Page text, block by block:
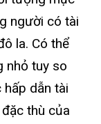
người có tài
la. Có thể
nhỏ tuy so
dẫn tài
thù của